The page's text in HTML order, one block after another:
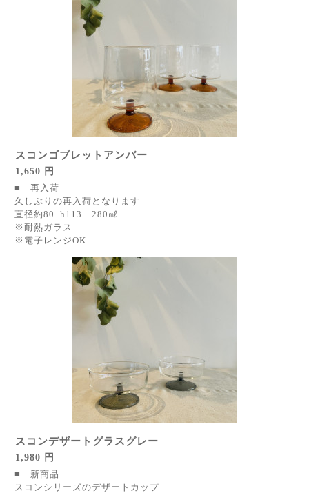
スコンゴブレットアンバー
1,650 円
■ 再入荷
久しぶりの再入荷となります
直径約80 h113 280㎖
※耐熱ガラス
※電子レンジOK
スコンデザートグラスグレー
1,980 円
■ 新商品
スコンシリーズのデザートカップ